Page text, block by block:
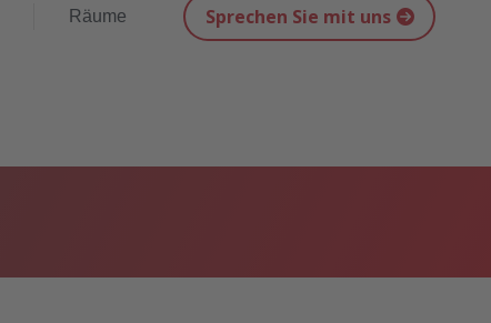
Räume Sprechen Sie mit uns